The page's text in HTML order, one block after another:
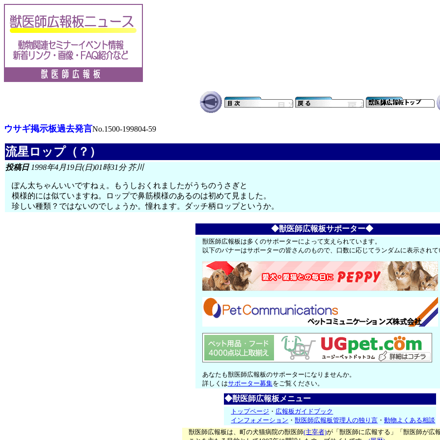
ウサギ掲示板過去発言No.1500-199804-59
流星ロップ（？）
投稿日1998年4月19日(日)01時31分 芥川
ぽん太ちゃんいいですねぇ。もうしおくれましたがうちのうさぎと
模様的には似ていますね。ロップで鼻筋模様のあるのは初めて見ました。
珍しい種類？ではないのでしょうか。憧れます。ダッチ柄ロップというか。
◆獣医師広報板サポーター◆
獣医師広報板は多くのサポーターによって支えられています。
以下のバナーはサポーターの皆さんのもので、口数に応じてランダムに表示されて
あなたも獣医師広報板のサポーターになりませんか。
詳しくはサポーター募集をご覧ください。
◆獣医師広報板メニュー
トップページ ・ 広報板ガイドブック
インフォメーション ・獣医師広報板管理人の独り言 ・動物よくある相談
獣医師広報板は、町の犬猫病院の獣医師(主宰者)が「獣医師に広報する」「獣医師が広報